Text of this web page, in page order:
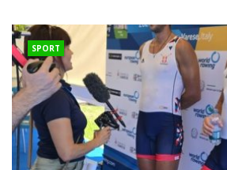
SPORT